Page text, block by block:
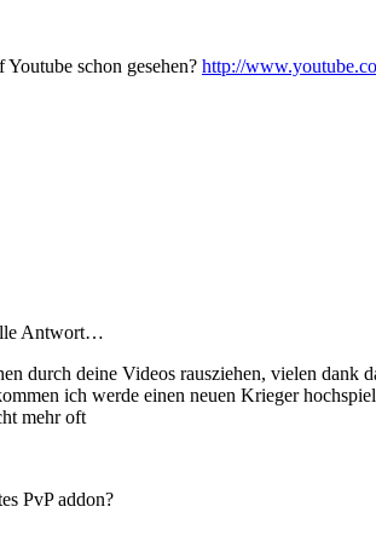
schon gesehen? http://
Antwort…
durch deine Videos rausziehen, vielen
ich werde einen neuen Krieger
mehr oft
PvP addon?